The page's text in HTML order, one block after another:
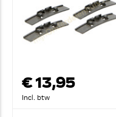
€ 13,95
Incl. btw